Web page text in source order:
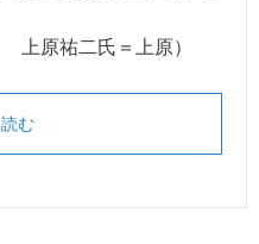
上原祐二氏＝上原）
む